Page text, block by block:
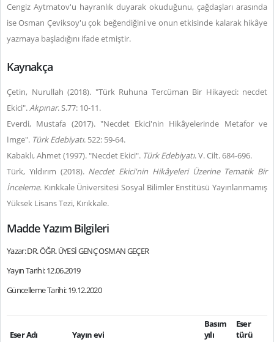
Cengiz Aytmatov'u hayranlık duyarak okuduğunu, çağdaşları arasında
ise Osman Çeviksoy'u çok beğendiğini ve onun etkisinde kalarak hikâye
yazmaya başladığını ifade etmiştir.
Kaynakça
Çetin, Nurullah (2018). "Türk Ruhuna Tercüman Bir Hikayeci: necdet
Ekici".Akpınar. S.77: 10-11.
Everdi, Mustafa (2017). "Necdet Ekici'nin Hikâyelerinde Metafor ve
İmge". Türk Edebiyatı. 522: 59-64.
Kabaklı, Ahmet (1997). "Necdet Ekici". Türk Edebiyatı. V. Cilt. 684-696.
Türk, Yıldırım (2018). Necdet Ekici'nin Hikâyeleri Üzerine Tematik Bir
İnceleme. Kırıkkale Üniversitesi Sosyal Bilimler Enstitüsü Yayınlanmamış
Yüksek Lisans Tezi, Kırıkkale.
Madde Yazım Bilgileri
Yazar: DR. ÖĞR. ÜYESİ GENÇ OSMAN GEÇER
Yayın Tarihi: 12.06.2019
Güncelleme Tarihi: 19.12.2020
Eser Adı Yayın evi
Basım
yılı
Eser
türü